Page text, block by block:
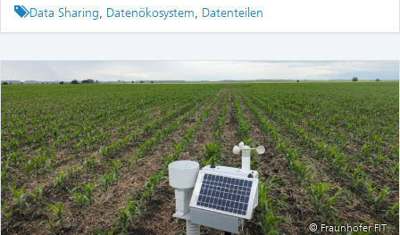
Tagged
Data Sharing, Datenökosystem, Datenteilen
© Fraunhofer FIT